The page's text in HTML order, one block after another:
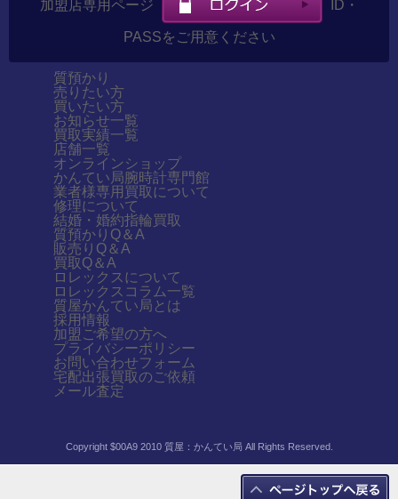
加盟店専用ページ ID・
PASSをご用意ください
質預かり
売りたい方
買いたい方
お知らせ一覧
買取実績一覧
店舗一覧
オンラインショップ
かんてい局腕時計専門館
業者様専用買取について
修理について
結婚・婚約指輪買取
質預かりQ＆A
販売りQ＆A
買取Q＆A
ロレックスについて
ロレックスコラム一覧
質屋かんてい局とは
採用情報
加盟ご希望の方へ
プライバシーポリシー
お問い合わせフォーム
宅配出張買取のご依頼
メール査定
Copyright $00A9 2010 質屋：かんてい局 All Rights Reserved.